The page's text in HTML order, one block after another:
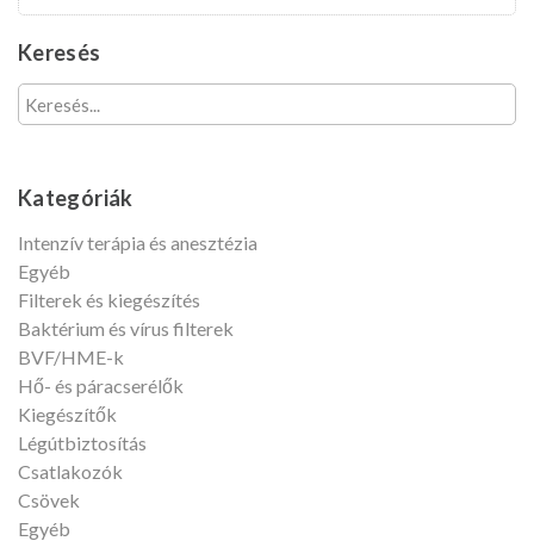
Keresés
Kategóriák
Intenzív terápia és anesztézia
Egyéb
Filterek és kiegészítés
Baktérium és vírus filterek
BVF/HME-k
Hő- és páracserélők
Kiegészítők
Légútbiztosítás
Csatlakozók
Csövek
Egyéb